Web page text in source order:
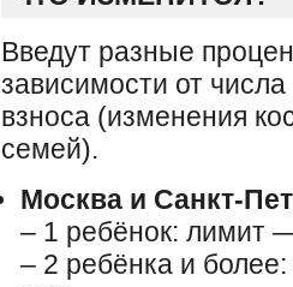
Введут разные
зависимости от
взноса (изменения
семей).
Москва и Санкт-
– 1 ребёнок: лимит
– 2 ребёнка и